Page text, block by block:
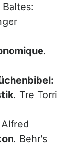
.
. Tre Torri
. Behr's